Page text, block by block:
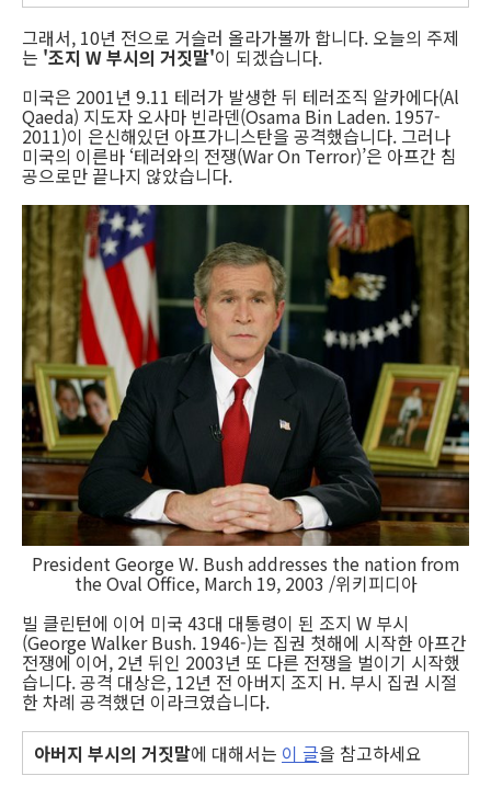
그래서, 10년 전으로 거슬러 올라가볼까 합니다. 오늘의 주제
는 '조지 W 부시의 거짓말'이 되겠습니다.
미국은 2001년 9.11 테러가 발생한 뒤 테러조직 알카에다(Al
Qaeda) 지도자 오사마 빈라덴(Osama Bin Laden. 1957-
2011)이 은신해있던 아프가니스탄을 공격했습니다. 그러나
미국의 이른바 ‘테러와의 전쟁(War On Terror)’은 아프간 침
공으로만 끝나지 않았습니다.
President George W. Bush addresses the nation from
the Oval Office, March 19, 2003 /위키피디아
빌 클린턴에 이어 미국 43대 대통령이 된 조지 W 부시
(George Walker Bush. 1946-)는 집권 첫해에 시작한 아프간
전쟁에 이어, 2년 뒤인 2003년 또 다른 전쟁을 벌이기 시작했
습니다. 공격 대상은, 12년 전 아버지 조지 H. 부시 집권 시절
한 차례 공격했던 이라크였습니다.
아버지 부시의 거짓말에 대해서는 이 글을 참고하세요